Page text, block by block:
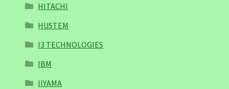
HITACHI
HUSTEM
I3 TECHNOLOGIES
IBM
IIYAMA